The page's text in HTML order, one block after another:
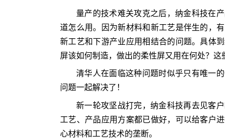
量产的技术难关攻克之后，纳金科技在
道怎么用。因为新材料和新工艺是伴生的，
新工艺和下游产业应用相结合的问题。具体
屏该如何制造，做出的柔性屏又用在何处？这
清华人在面临这种问题时似乎只有唯一
问题一起解决了！
新一轮攻坚战打完，纳金科技再去见客
工艺、产品应用方案都已做好，可以给客户
心材料和工艺技术的垄断。